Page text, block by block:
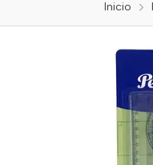
Inicio